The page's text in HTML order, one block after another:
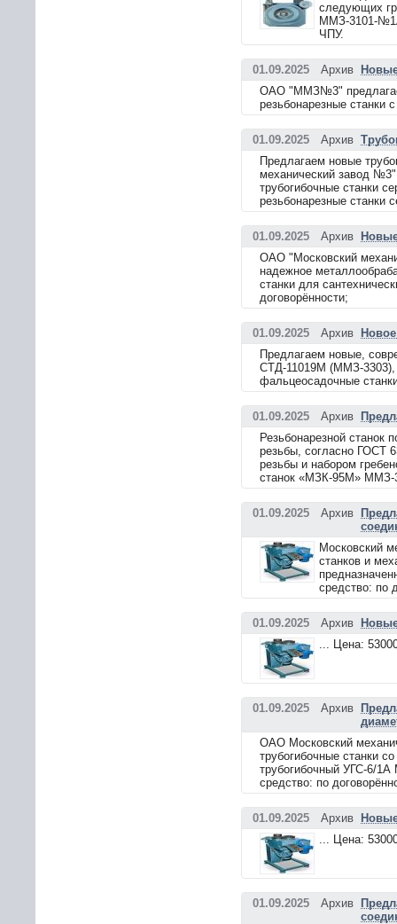
следующих
ММЗ-3101-
ЧПУ.
01.09.2025 Архив
ОАО "ММЗ№3"
резьбонарезные станки
01.09.2025 Архив
Предлагаем новые
механический завод
трубогибочные станки
резьбонарезные
01.09.2025 Архив
ОАО "Московский
надежное
станки для
договорённости;
01.09.2025 Архив
Предлагаем новые,
СТД-11019М (ММЗ-3303),
фальцеосадочные
01.09.2025 Архив
Резьбонарезной станок
резьбы, согласно ГОСТ
резьбы и набором
станок «МЗК-95М» ММЗ-
01.09.2025 Архив
Московский
станков и
средство: по
01.09.2025 Архив
... Цена:
01.09.2025 Архив
ОАО Московский
трубогибочные станки
трубогибочный УГС-6/
средство: по
01.09.2025 Архив
... Цена:
01.09.2025 Архив